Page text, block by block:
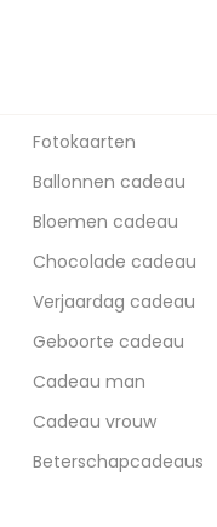
Fotokaarten
Ballonnen cadeau
Bloemen cadeau
Chocolade cadeau
Verjaardag cadeau
Geboorte cadeau
Cadeau man
Cadeau vrouw
Beterschapcadeaus